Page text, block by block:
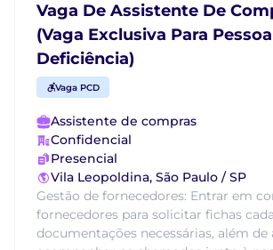
Vaga De Assistente De
(Vaga Exclusiva Para
Deficiência)
Vaga PCD
Assistente de compras
Confidencial
Presencial
Vila Leopoldina, São Paulo / SP
Gestão de fornecedores: Entrar em
fornecedores para solicitar fichas
documentações necessárias, além de